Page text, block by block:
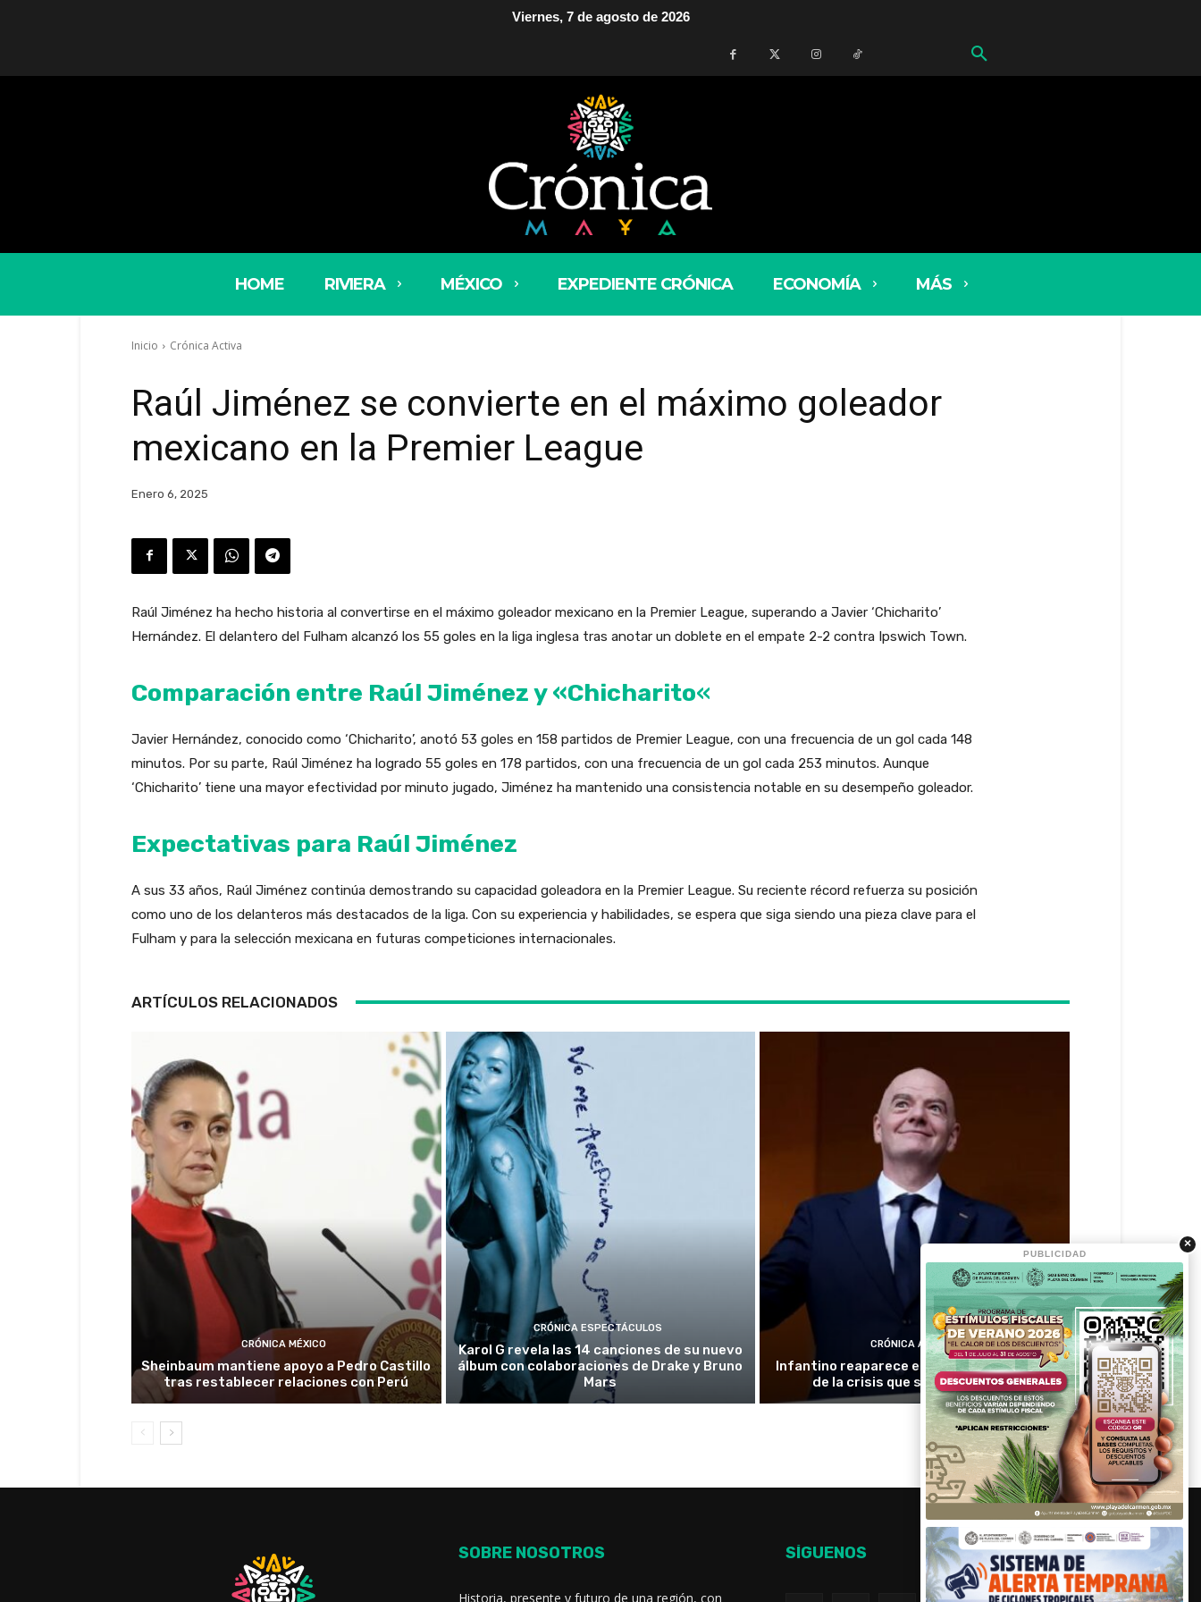
Viernes, 7 de agosto de 2026
HOME RIVIERA MÉXICO EXPEDIENTE CRÓNICA ECONOMÍA MÁS
Inicio Crónica Activa
Raúl Jiménez se convierte en el máximo goleador
mexicano en la Premier League
Enero 6, 2025
Raúl Jiménez ha hecho historia al convertirse en el máximo goleador mexicano en la Premier League, superando a Javier ‘Chicharito’
Hernández. El delantero del Fulham alcanzó los 55 goles en la liga inglesa tras anotar un doblete en el empate 2-2 contra Ipswich Town.
Comparación entre Raúl Jiménez y «Chicharito«
Javier Hernández, conocido como ‘Chicharito’, anotó 53 goles en 158 partidos de Premier League, con una frecuencia de un gol cada 148
minutos. Por su parte, Raúl Jiménez ha logrado 55 goles en 178 partidos, con una frecuencia de un gol cada 253 minutos. Aunque
‘Chicharito’ tiene una mayor efectividad por minuto jugado, Jiménez ha mantenido una consistencia notable en su desempeño goleador.
Expectativas para Raúl Jiménez
A sus 33 años, Raúl Jiménez continúa demostrando su capacidad goleadora en la Premier League. Su reciente récord refuerza su posición
como uno de los delanteros más destacados de la liga. Con su experiencia y habilidades, se espera que siga siendo una pieza clave para el
Fulham y para la selección mexicana en futuras competiciones internacionales.
ARTÍCULOS RELACIONADOS
CRÓNICA MÉXICO
Sheinbaum mantiene apoyo a Pedro Castillo
tras restablecer relaciones con Perú
CRÓNICA ESPECTÁCULOS
Karol G revela las 14 canciones de su nuevo
álbum con colaboraciones de Drake y Bruno
Mars
CRÓNICA ACTIVA
Infantino reaparece en Colombia en medio
de la crisis que sacude a la FIFA
SOBRE NOSOTROS
Historia, presente y futuro de una región, con
SÍGUENOS
×
PUBLICIDAD